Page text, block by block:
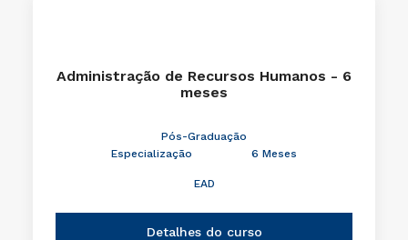
Administração de Recursos Humanos - 6
meses
Pós-Graduação
Especialização
6 Meses
EAD
Detalhes do curso